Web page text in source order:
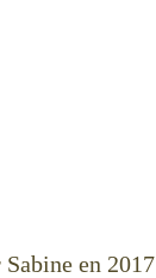
en 2017